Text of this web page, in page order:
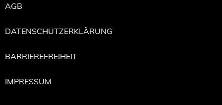
AGB
DATENSCHUTZERKLÄRUNG
BARRIEREFREIHEIT
IMPRESSUM